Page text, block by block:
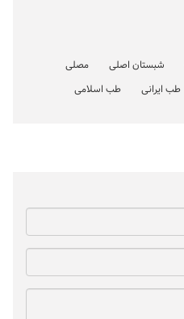
شبستان اصلی
مصلی
طب ایرانی طب اسلامی